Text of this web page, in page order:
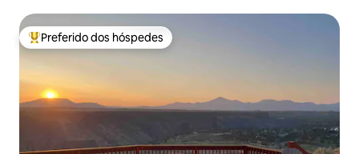
Entre os melhores preferidos dos hóspedes
Preferido dos hóspedes